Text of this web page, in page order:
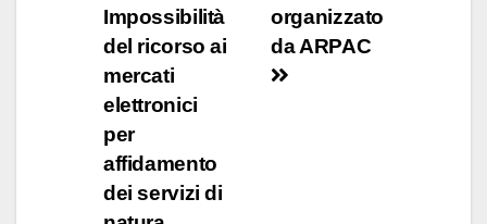
organizzato
da ARPAC
Impossibilità
del ricorso ai
mercati
elettronici
per
affidamento
dei servizi di